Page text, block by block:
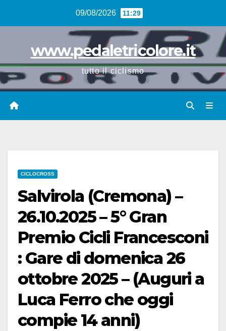
09/08/2026 11:29
www.pedaletricolore.it
tutto il ciclismo
CICLOCROSS
Salvirola (Cremona) –
26.10.2025 – 5° Gran
Premio Cicli Francesconi
: Gare di domenica 26
ottobre 2025 – (Auguri a
Luca Ferro che oggi
compie 14 anni)